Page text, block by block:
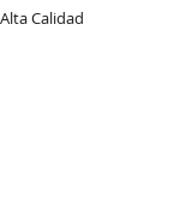
Calidad